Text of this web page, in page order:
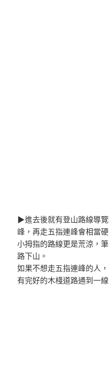
▶進去後就有登山路線導
峰，再走五指連峰會相當
小拇指的路線更是荒涼，
路下山。
如果不想走五指連峰的人
有完好的木棧道路通到一線